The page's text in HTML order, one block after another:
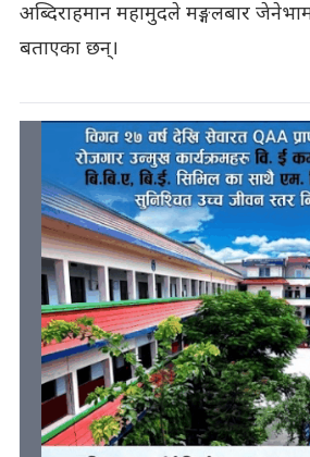
अब्दिराहमान महामुदले मङ्गलबार
बताएका छन्।